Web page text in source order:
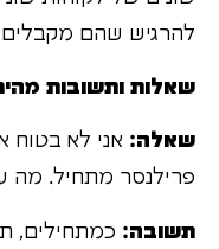
להרגיש שהם
שאלות ותשובות
שאלה: אני לא בטוח
פרילנסר מתחיל. מה
תשובה: כמתחילים,